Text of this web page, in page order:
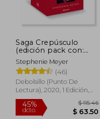
Saga Crepúsculo
(edición pack con:
Crepúsculo | Luna
nueva | Eclipse |
Amanecer)
Stephenie Meyer
(46)
Debolsillo (Punto De
Lectura), 2020, 1 Edición,
Tapa Blanda, Nuevo